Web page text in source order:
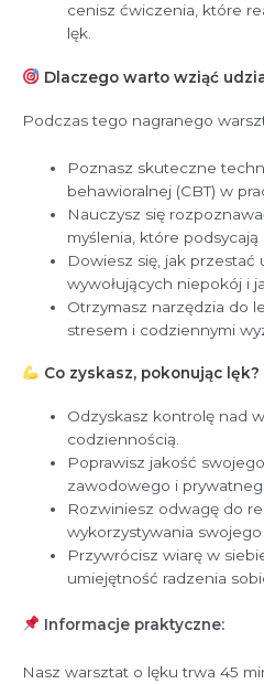
cenisz ćwiczenia, które
lęk.
Dlaczego warto wziąć
Podczas tego nagranego
Poznasz skuteczne
behawioralnej (CBT) w
Nauczysz się
myślenia, które podsycają
Dowiesz się, jak przestać
wywołujących niepokój i
Otrzymasz narzędzia do
stresem i codziennymi
Co zyskasz, pokonując lęk?
Odzyskasz kontrolę nad
codziennością.
Poprawisz jakość
zawodowego i
Rozwiniesz odwagę do
wykorzystywania swojego
Przywrócisz wiarę w
umiejętność radzenia
Informacje praktyczne:
Nasz warsztat o lęku trwa 45